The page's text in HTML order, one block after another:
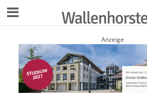
Anzeige